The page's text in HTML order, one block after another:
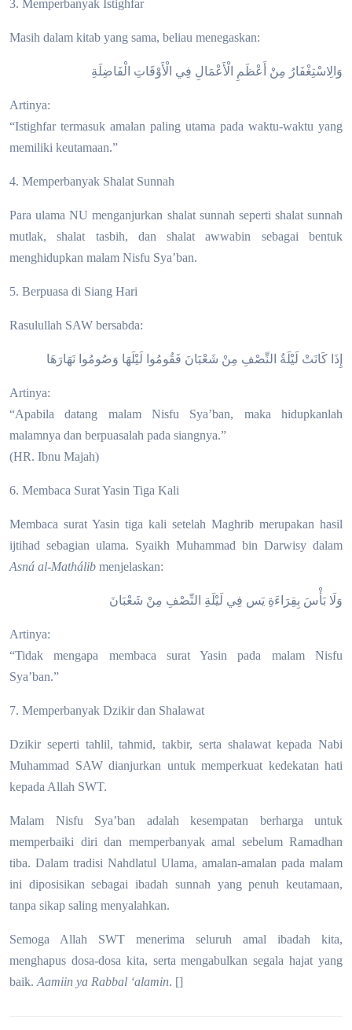
3. Memperbanyak Istighfar
Masih dalam kitab yang sama, beliau menegaskan:
وَالِاسْتِغْفَارُ مِنْ أَعْظَمِ الْأَعْمَالِ فِي الْأَوْقَاتِ الْفَاضِلَةِ
Artinya:
“Istighfar termasuk amalan paling utama pada waktu-waktu yang
memiliki keutamaan.”
4. Memperbanyak Shalat Sunnah
Para ulama NU menganjurkan shalat sunnah seperti shalat sunnah
mutlak, shalat tasbih, dan shalat awwabin sebagai bentuk
menghidupkan malam Nisfu Sya’ban.
5. Berpuasa di Siang Hari
Rasulullah SAW bersabda:
إِذَا كَانَتْ لَيْلَةُ النِّصْفِ مِنْ شَعْبَانَ فَقُومُوا لَيْلَهَا وَصُومُوا نَهَارَهَا
Artinya:
“Apabila datang malam Nisfu Sya’ban, maka hidupkanlah
malamnya dan berpuasalah pada siangnya.”
(HR. Ibnu Majah)
6. Membaca Surat Yasin Tiga Kali
Membaca surat Yasin tiga kali setelah Maghrib merupakan hasil
ijtihad sebagian ulama. Syaikh Muhammad bin Darwisy dalam
Asná al-Mathálib menjelaskan:
وَلَا بَأْسَ بِقِرَاءَةِ يَس فِي لَيْلَةِ النِّصْفِ مِنْ شَعْبَانَ
Artinya:
“Tidak mengapa membaca surat Yasin pada malam Nisfu
Sya’ban.”
7. Memperbanyak Dzikir dan Shalawat
Dzikir seperti tahlil, tahmid, takbir, serta shalawat kepada Nabi
Muhammad SAW dianjurkan untuk memperkuat kedekatan hati
kepada Allah SWT.
Malam Nisfu Sya’ban adalah kesempatan berharga untuk
memperbaiki diri dan memperbanyak amal sebelum Ramadhan
tiba. Dalam tradisi Nahdlatul Ulama, amalan-amalan pada malam
ini diposisikan sebagai ibadah sunnah yang penuh keutamaan,
tanpa sikap saling menyalahkan.
Semoga Allah SWT menerima seluruh amal ibadah kita,
menghapus dosa-dosa kita, serta mengabulkan segala hajat yang
baik. Aamiin ya Rabbal ‘alamin. []